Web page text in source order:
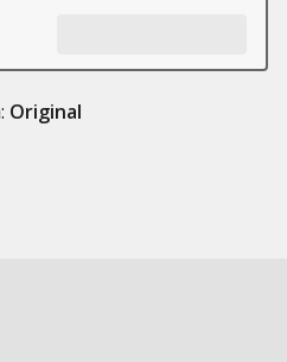
Original